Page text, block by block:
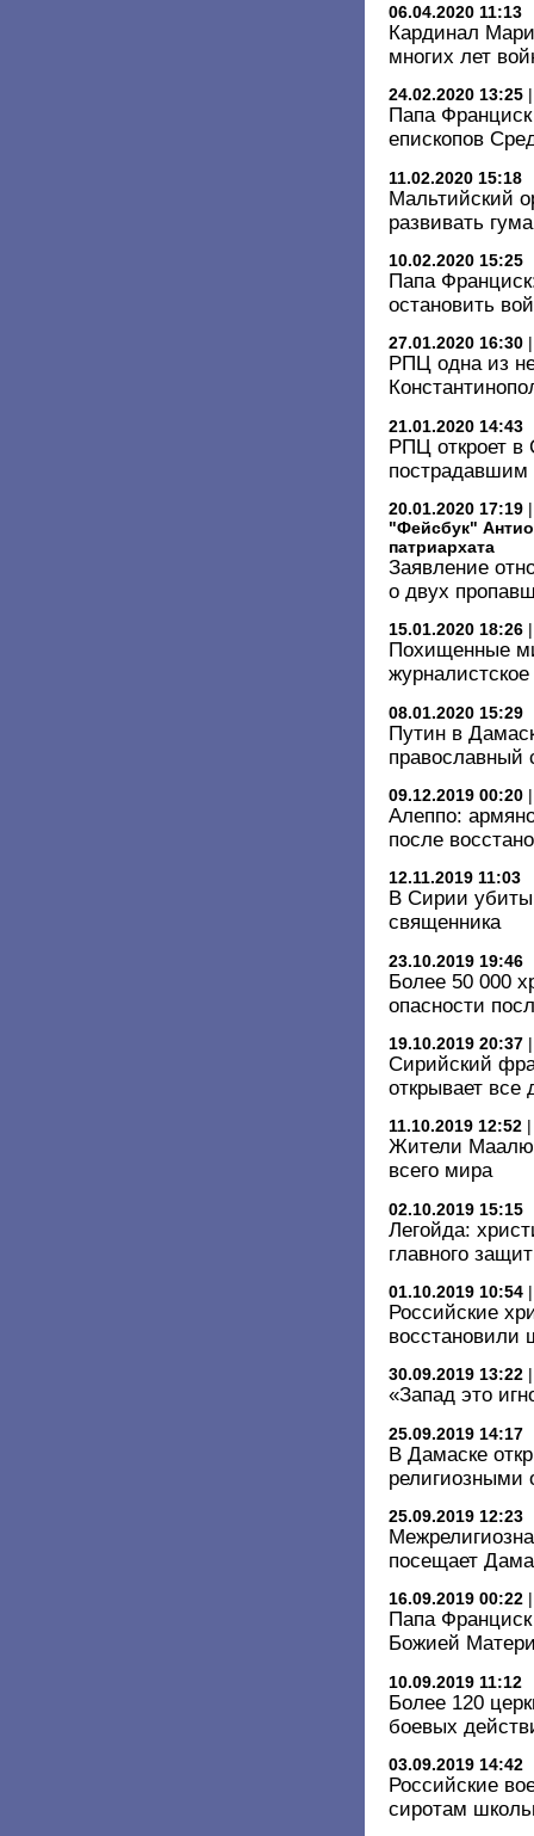
06.04.2020 11:13
Кардинал
многих лет
24.02.2020 13:25
Папа
епископов
11.02.2020 15:18
Мальтийский
развивать
10.02.2020 15:25
Папа
остановить
27.01.2020 16:30
РПЦ одна из
21.01.2020 14:43
РПЦ откроет
пострадавшим
20.01.2020 17:19
"Фейсбук"
патриархата
Заявление
о двух
15.01.2020 18:26
Похищенные
08.01.2020 15:29
Путин в
православный
09.12.2019 00:20
Алеппо:
после
12.11.2019 11:03
В Сирии убиты
священника
23.10.2019 19:46
Более 50 000
опасности
19.10.2019 20:37
Сирийский
открывает все
11.10.2019 12:52
Жители
всего мира
02.10.2019 15:15
Легойда:
главного
01.10.2019 10:54
Российские
восстановили
30.09.2019 13:22
«Запад это
25.09.2019 14:17
В Дамаске
25.09.2019 12:23
посещает
16.09.2019 00:22
Папа
Божией
10.09.2019 11:12
Более 120
боевых
03.09.2019 14:42
Российские
сиротам